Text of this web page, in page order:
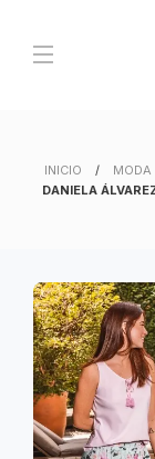
INICIO MODA
DANIELA